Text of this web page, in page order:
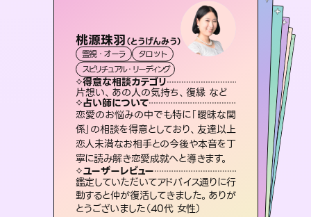
桃源珠羽（とうげんみう）
霊視・オーラ
タロット
スピリチュアル・リーディング
得意な相談カテゴリ
片想い、あの人の気持ち、復縁 など
占い師について
恋愛のお悩みの中でも特に「曖昧な関
係」の相談を得意としており、友達以上
恋人未満なお相手との今後や本音を丁
寧に読み解き恋愛成就へと導きます。
ユーザーレビュー
鑑定していただいてアドバイス通りに行
動すると仲が復活してきました。ありが
とうございました（40代 女性）
未来視師＊花
霊視・オーラ 心理学
スピリチュアル・リーディング
得意な相談カテゴリ
出逢い、片想い、復縁 など
占い師について
未来には何パターンもの選択肢があり
ます。不安で視えにくくなっているあな
たの素敵な未来を見つけ、その未来を
選択できるようアドバイスします。
ユーザーレビュー
職場の人の性質や人間関係、本心など
本当によく視えていてびっくり。対策が
打てて前向きになれます（40代）
彗望（すいぼう
霊視・オーラ
スピリチュアル・リーディング
得意な相談カテゴリ
片想い、あの人の気持ち、復縁 など
占い師について
3,700年以上の歴史を持つ東洋最古の
占術「易占」で詳細まで占い、幸せへ向
かう道筋を示します。厳しい結果にも具
体的な対策をお伝えします。
ユーザーレビュー
複雑な背景もしっかり聞いて鑑定して
いただけました。気持ちが楽になりまし
た（50代 女性）
アイリス -iris-
西洋占星術
ルーン
得意な相談カテゴリ
恋愛総合、片想い、二人の未来 など
占い師について
復縁、恋愛、不倫の行方、同性愛や片思い、仕事関係や借金問題まで知りたいことや心の負担になっていることを紐解き、背中をそっと押して導きます。
ユーザーレビュー
安心感のあり、言い切ってくれる所や濁
さない鑑定のおかげで、毎回自分の気
持ちを整えられます（30代 男性）
おう 霊感オラクル
霊視・オーラ
オラクルカード
得意な相談カテゴリ
恋愛総合、あの人の気持ち など
占い師について
霊視×オラクルカードを使って「今」と
「未来」そして「気になるあの人の気持
ち」まで丁寧に読み解き、恋や人生のヒ
ントを優しく引き出します。
ユーザーレビュー
不安な気持ちが嘘みたいに晴れまし
た…！よく視えていらっしゃるんだなと
感じました（40代 女性）
セラピスト理恵
霊視・オーラ タロット
スピリチュアル・リーディング
得意な相談カテゴリ
片想い、二人の未来、年の差 など
占い師について
連絡再開、復縁、成就などの報告実績
多数。セラピストとして2万超の施術経
験があるからこそできる鑑定で、より良
い未来をサポートします。
ユーザーレビュー
とても心温まる鑑定でした。しかもこち
らは何も言っていないのに視えていらっ
しゃるんだなと驚きです（30代女性）